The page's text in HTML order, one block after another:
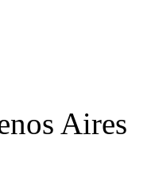
Aires